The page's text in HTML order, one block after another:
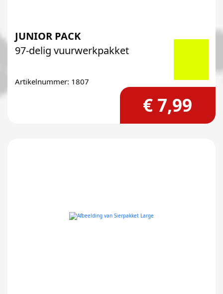
JUNIOR PACK
97-delig vuurwerkpakket
Artikelnummer: 1807
€ 7,99